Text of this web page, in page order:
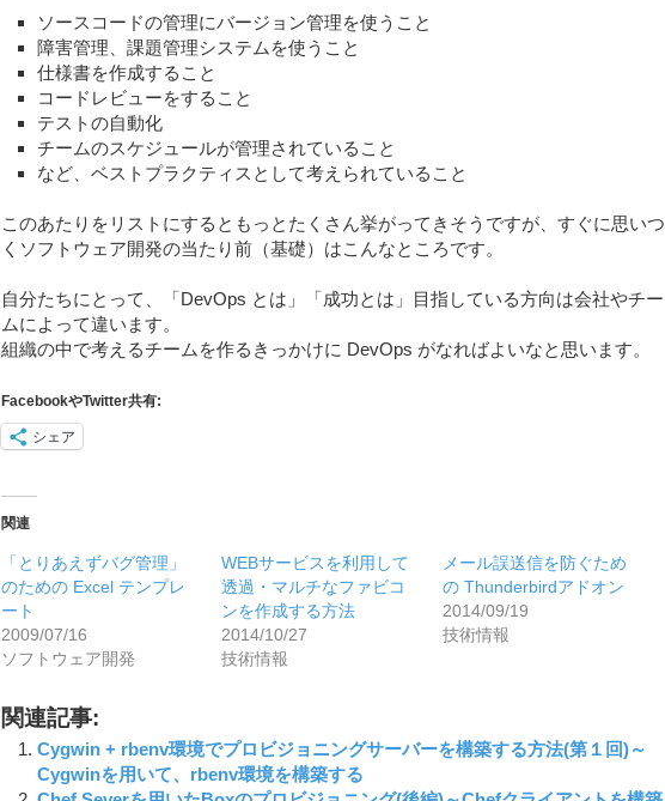
ソースコードの管理にバージョン管理を使うこと
障害管理、課題管理システムを使うこと
仕様書を作成すること
コードレビューをすること
テストの自動化
チームのスケジュールが管理されていること
など、ベストプラクティスとして考えられていること
このあたりをリストにするともっとたくさん挙がってきそうですが、すぐに思いつ
くソフトウェア開発の当たり前（基礎）はこんなところです。
自分たちにとって、「DevOps とは」「成功とは」目指している方向は会社やチー
ムによって違います。
組織の中で考えるチームを作るきっかけに DevOps がなればよいなと思います。
FacebookやTwitter共有:
シェア
関連
「とりあえずバグ管理」
のための Excel テンプレ
ート
2009/07/16
ソフトウェア開発
WEBサービスを利用して
透過・マルチなファビコ
ンを作成する方法
2014/10/27
技術情報
メール誤送信を防ぐため
の Thunderbirdアドオン
2014/09/19
技術情報
関連記事:
Cygwin + rbenv環境でプロビジョニングサーバーを構築する方法(第１回)～
Cygwinを用いて、rbenv環境を構築する